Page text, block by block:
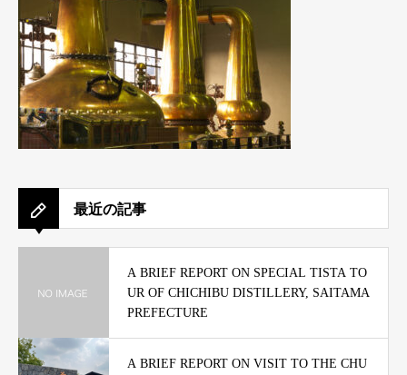
最近の記事
A BRIEF REPORT ON SPECIAL TISTA TO
UR OF CHICHIBU DISTILLERY, SAITAMA
PREFECTURE
A BRIEF REPORT ON VISIT TO THE CHU